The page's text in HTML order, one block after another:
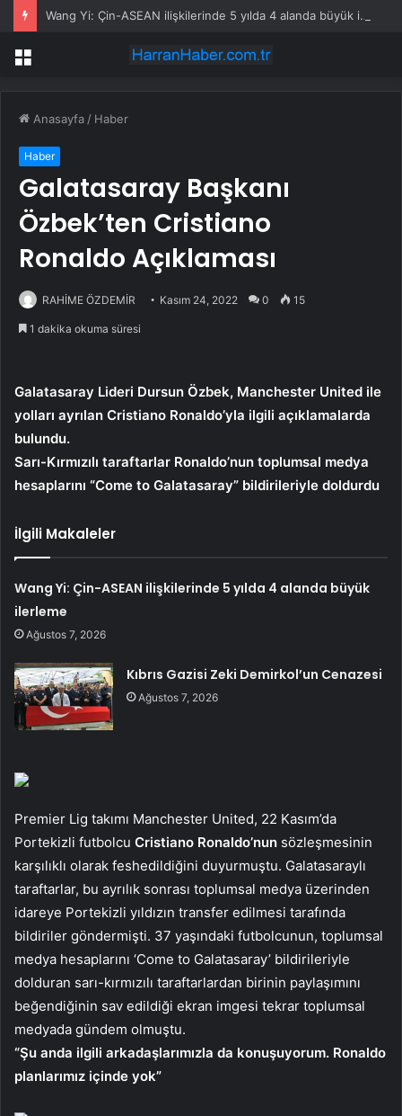
Wang Yi: Çin-ASEAN ilişkilerinde 5 yılda 4 alanda büyük ilerleme
Menü
Anasayfa / Haber
Haber
Galatasaray Başkanı
Özbek’ten Cristiano
Ronaldo Açıklaması
RAHİME ÖZDEMİR Kasım 24, 2022 0 15
1 dakika okuma süresi
Galatasaray Lideri Dursun Özbek, Manchester United ile
yolları ayrılan Cristiano Ronaldo’yla ilgili açıklamalarda
bulundu.
Sarı-Kırmızılı taraftarlar Ronaldo’nun toplumsal medya
hesaplarını “Come to Galatasaray” bildirileriyle doldurdu
İlgili Makaleler
Wang Yi: Çin-ASEAN ilişkilerinde 5 yılda 4 alanda büyük
ilerleme
Ağustos 7, 2026
Kıbrıs Gazisi Zeki Demirkol’un Cenazesi
Ağustos 7, 2026
Premier Lig takımı Manchester United, 22 Kasım’da
Portekizli futbolcu Cristiano Ronaldo’nun sözleşmesinin
karşılıklı olarak feshedildiğini duyurmuştu. Galatasaraylı
taraftarlar, bu ayrılık sonrası toplumsal medya üzerinden
idareye Portekizli yıldızın transfer edilmesi tarafında
bildiriler göndermişti. 37 yaşındaki futbolcunun, toplumsal
medya hesaplarını ‘Come to Galatasaray’ bildirileriyle
dolduran sarı-kırmızılı taraftarlardan birinin paylaşımını
beğendiğinin sav edildiği ekran imgesi tekrar toplumsal
medyada gündem olmuştu.
“Şu anda ilgili arkadaşlarımızla da konuşuyorum. Ronaldo
planlarımız içinde yok”